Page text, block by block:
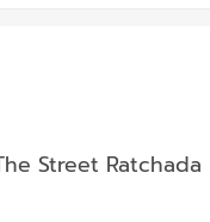
Street Ratchada